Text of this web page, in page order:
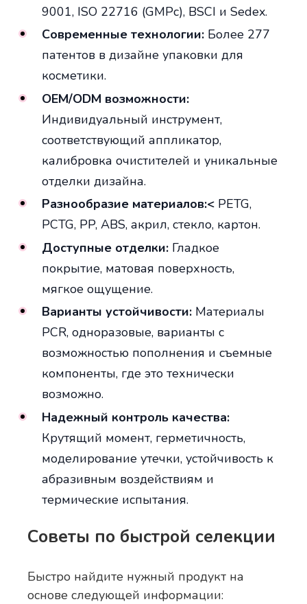
9001, ISO 22716 (GMPc), BSCI и Sedex.
Современные технологии: Более 277
патентов в дизайне упаковки для
косметики.
OEM/ODM возможности:
Индивидуальный инструмент,
соответствующий аппликатор,
калибровка очистителей и уникальные
отделки дизайна.
Разнообразие материалов:< PETG,
PCTG, PP, ABS, акрил, стекло, картон.
Доступные отделки: Гладкое
покрытие, матовая поверхность,
мягкое ощущение.
Варианты устойчивости: Материалы
PCR, одноразовые, варианты с
возможностью пополнения и съемные
компоненты, где это технически
возможно.
Надежный контроль качества:
Крутящий момент, герметичность,
моделирование утечки, устойчивость к
абразивным воздействиям и
термические испытания.
Советы по быстрой селекции
Быстро найдите нужный продукт на
основе следующей информации: